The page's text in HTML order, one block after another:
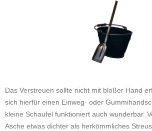
Das Verstreuen sollte nicht mit bloßer Hand
sich hierfür einen Einweg- oder
kleine Schaufel funktioniert auch wunderbar.
Asche etwas dichter als herkömmliches